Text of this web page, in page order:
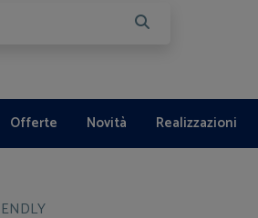
Offerte Novità Realizzazioni